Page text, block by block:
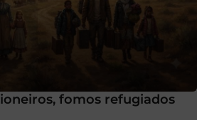
fomos refugiados